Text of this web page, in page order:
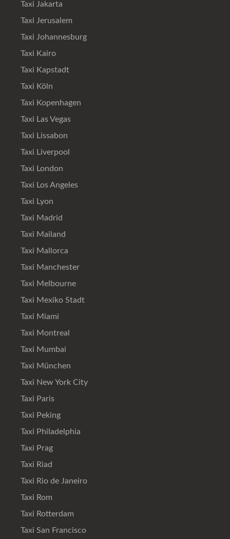
Taxi Jakarta
Taxi Jerusalem
Taxi Johannesburg
Taxi Kairo
Taxi Kapstadt
Taxi Köln
Taxi Kopenhagen
Taxi Las Vegas
Taxi Lissabon
Taxi Liverpool
Taxi London
Taxi Los Angeles
Taxi Lyon
Taxi Madrid
Taxi Mailand
Taxi Mallorca
Taxi Manchester
Taxi Melbourne
Taxi Mexiko Stadt
Taxi Miami
Taxi Montreal
Taxi Mumbai
Taxi München
Taxi New York City
Taxi Paris
Taxi Peking
Taxi Philadelphia
Taxi Prag
Taxi Riad
Taxi Rio de Janeiro
Taxi Rom
Taxi Rotterdam
Taxi San Francisco